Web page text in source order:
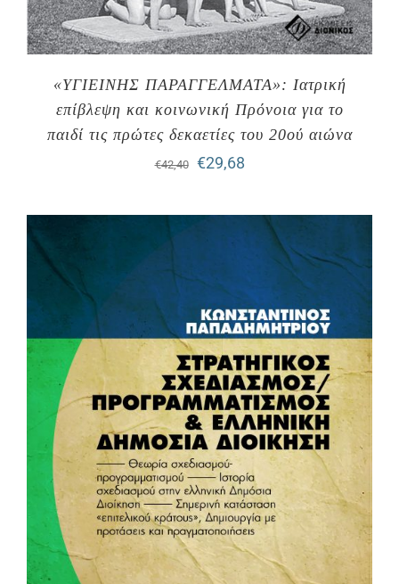
«ΥΓΙΕΙΝΗΣ ΠΑΡΑΓΓΕΛΜΑΤΑ»: Ιατρική
επίβλεψη και κοινωνική Πρόνοια για το
παιδί τις πρώτες δεκαετίες του 20ού αιώνα
€42,40
Original
€29,68Η
τιμή
είναι: